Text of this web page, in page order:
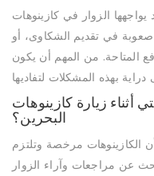
الزوار في كازينوهات
صعوبة في تقديم الشكاوى، أو
المتاحة. من المهم أن يكون
أثناء زيارة كازينوهات
البحرين؟
الكازينوهات مرخصة وتلتزم
عن مراجعات وآراء الزوار